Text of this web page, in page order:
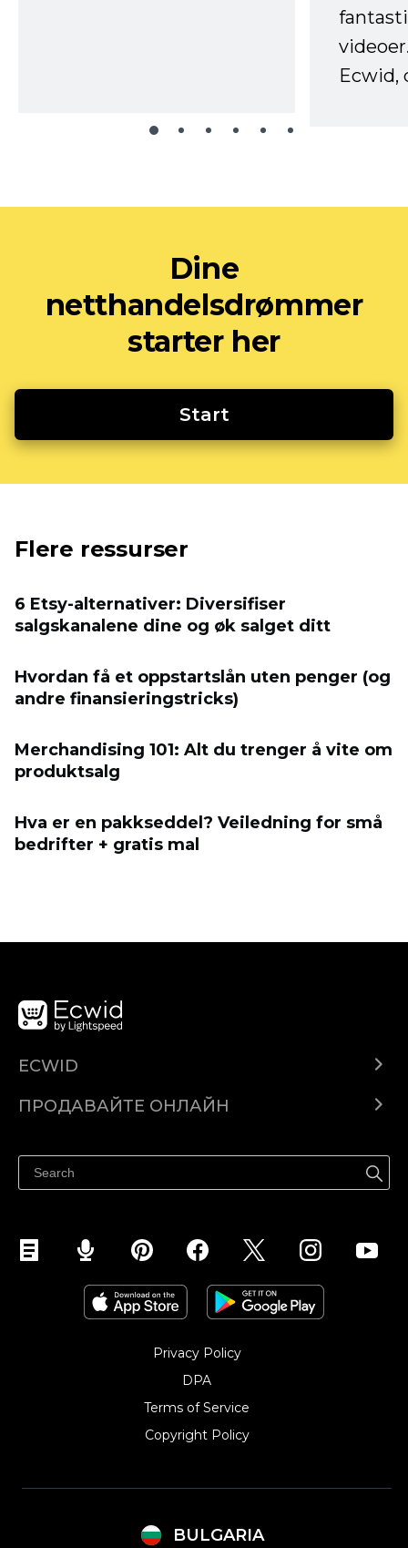
Ecwid,
Dine
netthandelsdrømmer
starter her
Start
Flere ressurser
6 Etsy-alternativer: Diversifiser
salgskanalene dine og øk salget ditt
Hvordan få et oppstartslån uten penger (og
andre finansieringstricks)
Merchandising 101: Alt du trenger å vite om
produktsalg
Hva er en pakkseddel? Veiledning for små
bedrifter + gratis mal
ECWID
Помощен център
ПРОДАВАЙТЕ ОНЛАЙН
Продавайте във Facebook
Продавайте в Instagram
Privacy Policy
DPA
Terms of Service
Copyright Policy‎
BULGARIA